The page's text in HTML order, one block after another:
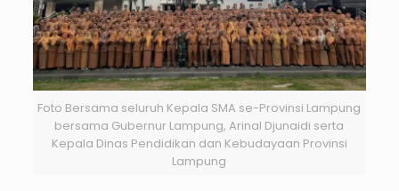
Foto Bersama seluruh Kepala SMA se-Provinsi Lampung
bersama Gubernur Lampung, Arinal Djunaidi serta
Kepala Dinas Pendidikan dan Kebudayaan Provinsi
Lampung